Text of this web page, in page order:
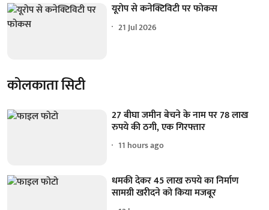
यूरोप से कनेक्टिविटी पर फोकस
21 Jul 2026
कोलकाता सिटी
27 बीघा जमीन बेचने के नाम पर 78 लाख
रुपये की ठगी, एक गिरफ्तार
11 hours ago
धमकी देकर 45 लाख रुपये का निर्माण
सामग्री खरीदने को किया मजबूर